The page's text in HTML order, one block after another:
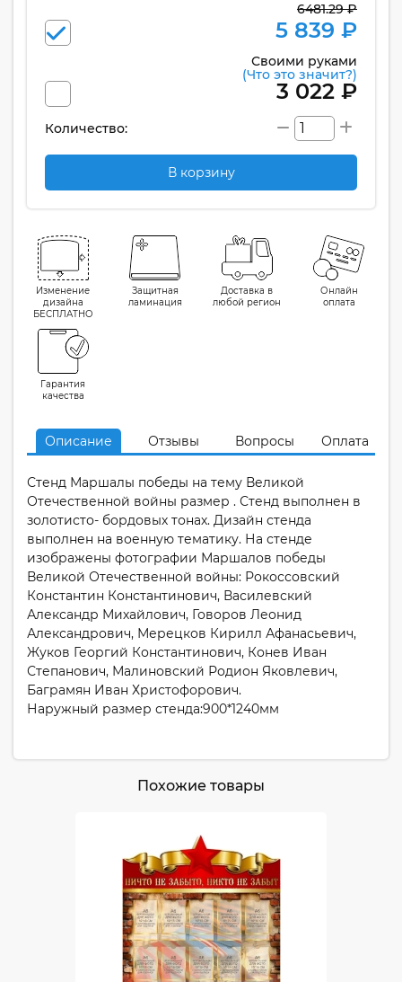
6481.29 ₽
5 839 ₽
Своими руками
(Что это значит?)
3 022 ₽
Количество:
В корзину
Изменение
дизайна
БЕСПЛАТНО
Защитная
ламинация
Доставка в
любой регион
Онлайн
оплата
Гарантия
качества
Описание Отзывы Вопросы Оплата
Стенд Маршалы победы на тему Великой
Отечественной войны размер . Стенд выполнен в
золотисто- бордовых тонах. Дизайн стенда
выполнен на военную тематику. На стенде
изображены фотографии Маршалов победы
Великой Отечественной войны: Рокоссовский
Константин Константинович, Василевский
Александр Михайлович, Говоров Леонид
Александрович, Мерецков Кирилл Афанасьевич,
Жуков Георгий Константинович, Конев Иван
Степанович, Малиновский Родион Яковлевич,
Баграмян Иван Христофорович.
Наружный размер стенда:900*1240мм
Похожие товары